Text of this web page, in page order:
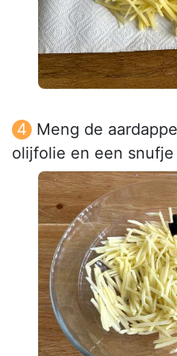
Meng de
olijfolie en een